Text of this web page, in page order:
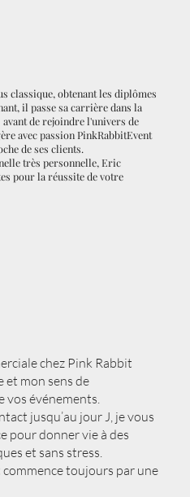
classique, obtenant les diplômes
il passe sa carrière dans la
de rejoindre l'univers de
avec passion PinkRabbitEvent
de ses clients.
très personnelle, Eric
pour la réussite de votre
chez Pink Rabbit
et mon sens de
vos événements.
jusqu’au jour J, je vous
pour donner vie à des
et sans stress.
commence toujours par une